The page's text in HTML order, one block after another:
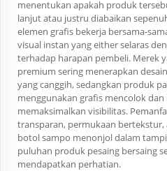
menentukan apakah produk
lanjut atau justru diabaikan
elemen grafis bekerja bersama-
visual instan yang either selaras
terhadap harapan pembeli. Merek
premium sering menerapkan
yang canggih, sedangkan produk
menggunakan grafis mencolok
memaksimalkan visibilitas.
transparan, permukaan
botol sampo menonjol dalam
puluhan produk pesaing bersaing
mendapatkan perhatian.